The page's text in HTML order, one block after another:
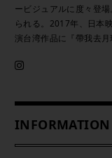
ービジュアルに度々登
られる。2017年、日本
演台湾作品に『帶我去
INFORMATION